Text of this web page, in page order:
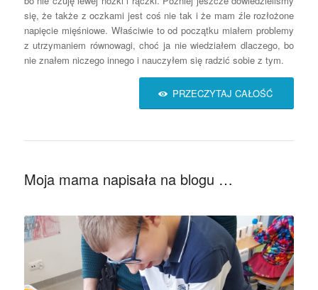
się, że także z oczkami jest coś nie tak i że mam źle rozłożone
napięcie mięśniowe. Właściwie to od początku miałem problemy
z utrzymaniem równowagi, choć ja nie wiedziałem dlaczego, bo
nie znałem niczego innego i nauczyłem się radzić sobie z tym.
PRZECZYTAJ CAŁOŚĆ
Moja mama napisała na blogu …